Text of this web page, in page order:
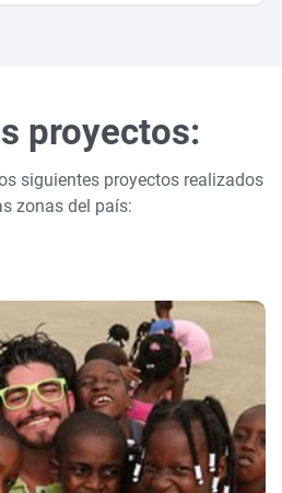
proyectos:
siguientes proyectos realizados
zonas del país: